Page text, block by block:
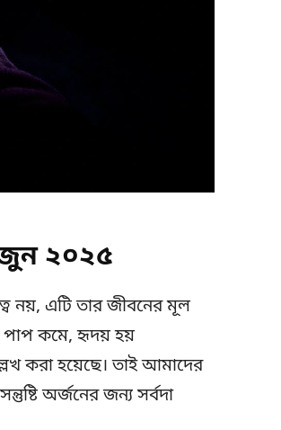
২০২৫
নয়, এটি তার জীবনের মূল
কমে, হৃদয় হয়
করা হয়েছে। তাই আমাদের
অর্জনের জন্য সর্বদা